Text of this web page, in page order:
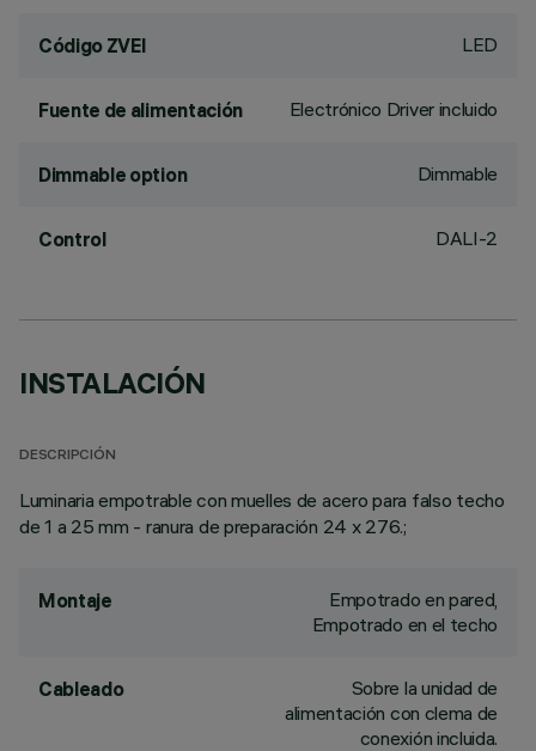
Código ZVEI LED
Fuente de alimentación Electrónico Driver incluido
Dimmable option Dimmable
Control DALI-2
INSTALACIÓN
DESCRIPCIÓN
Luminaria empotrable con muelles de acero para falso techo
de 1 a 25 mm - ranura de preparación 24 x 276.;
Montaje
Empotrado en pared,
Empotrado en el techo
Cableado
Sobre la unidad de
alimentación con clema de
conexión incluida.